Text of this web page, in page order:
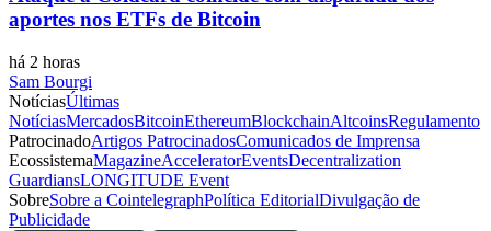
aportes nos ETFs de Bitcoin
há 2 horas
Sam Bourgi
NotíciasÚltimas
NotíciasMercadosBitcoinEthereumBlockchainAltcoinsRegulamento
PatrocinadoArtigos PatrocinadosComunicados de Imprensa
EcossistemaMagazineAcceleratorEventsDecentralization
GuardiansLONGITUDE Event
SobreSobre a CointelegraphPolítica EditorialDivulgação de
Publicidade